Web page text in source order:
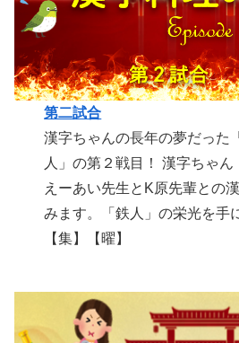
第二試合
漢字ちゃんの長年の夢だった
人」の第２戦目！ 漢字ちゃん
えーあい先生とK原先輩との
みます。「鉄人」の栄光を手
【集】【曜】